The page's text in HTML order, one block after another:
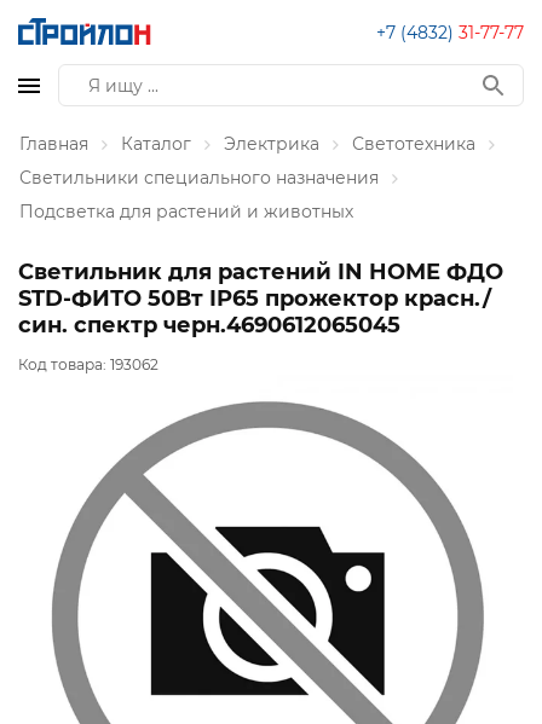
+7 (4832) 31-77-77
Главная Каталог Электрика
Светотехника
Светильники специального назначения
Подсветка для растений и животных
Светильник для растений IN HOME ФДО
STD-ФИТО 50Вт IP65 прожектор красн./
син. спектр черн.4690612065045
Код товара: 193062